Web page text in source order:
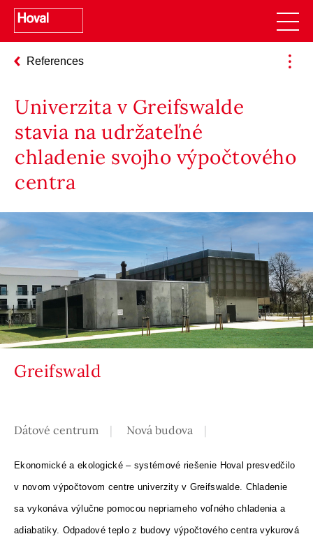
References
Univerzita v Greifswalde
stavia na udržateľné
chladenie svojho výpočtového
centra
Greifswald
Dátové centrum Nová budova
Ekonomické a ekologické – systémové riešenie Hoval presvedčilo
v novom výpočtovom centre univerzity v Greifswalde. Chladenie
sa vykonáva výlučne pomocou nepriameho voľného chladenia a
adiabatiky. Odpadové teplo z budovy výpočtového centra vykurová